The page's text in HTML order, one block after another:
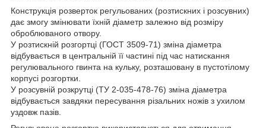
Конструкція розверток регульованих (розтискних і розсувних)
дає змогу змінювати їхній діаметр залежно від розміру
оброблюваного отвору.
У розтискній розгортці (ГОСТ 3509-71) зміна діаметра
відбувається в центральній її частині під час натискання
регулювального гвинта на кульку, розташовану в пустотілому
корпусі розгортки.
У розсувній розкрутці (ТУ 2-035-478-76) зміна діаметра
відбувається завдяки пересування різальних ножів з ухилом
уздовж пазів.